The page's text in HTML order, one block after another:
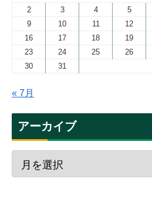
2
3 4 5
9
10 11 12
16
17 18 19
23
24 25 26
30
31
« 7月
アーカイブ